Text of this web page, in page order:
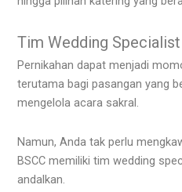
Tim Wedding
Pernikahan dapat menjadi
terutama bagi pasangan yang
mengelola acara sakral.
Namun, Anda tak perlu
BSCC memiliki tim wedding
andalkan.